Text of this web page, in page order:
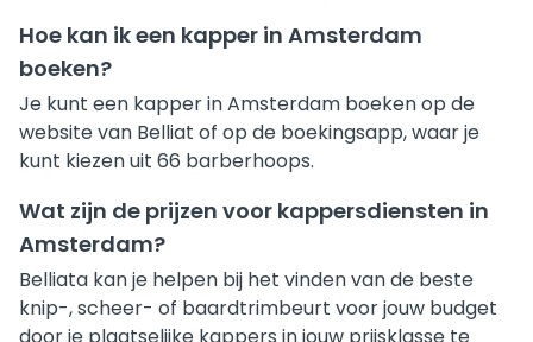
Hoe kan ik een kapper in Amsterdam
boeken?
Je kunt een kapper in Amsterdam boeken op de
website van Belliat of op de boekingsapp, waar je
kunt kiezen uit 66 barberhoops.
Wat zijn de prijzen voor kappersdiensten in
Amsterdam?
Belliata kan je helpen bij het vinden van de beste
knip-, scheer- of baardtrimbeurt voor jouw budget
door je plaatselijke kappers in jouw prijsklasse te